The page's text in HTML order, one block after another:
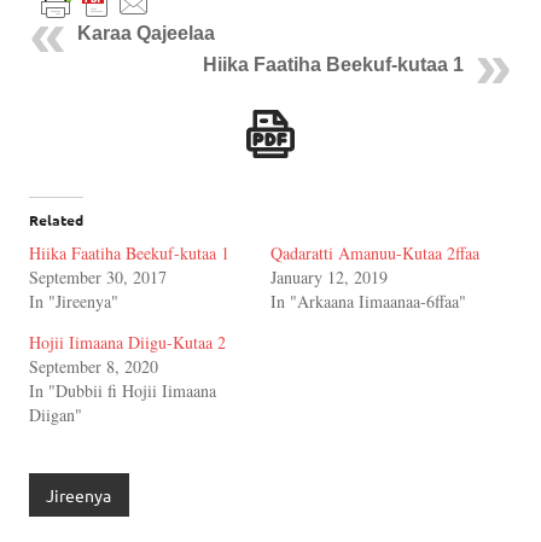
Karaa Qajeelaa
Hiika Faatiha Beekuf-kutaa 1
Related
Hiika Faatiha Beekuf-kutaa 1
September 30, 2017
In "Jireenya"
Qadaratti Amanuu-Kutaa 2ffaa
January 12, 2019
In "Arkaana Iimaanaa-6ffaa"
Hojii Iimaana Diigu-Kutaa 2
September 8, 2020
In "Dubbii fi Hojii Iimaana
Diigan"
Jireenya